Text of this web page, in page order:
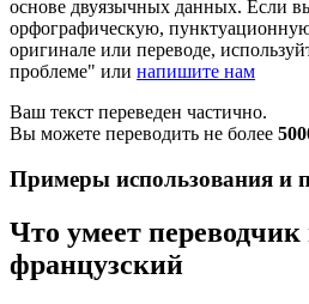
основе двуязычных данных. Если
орфографическую,
оригинале или переводе,
проблеме" или напишите нам
Ваш текст переведен частично.
Вы можете переводить не более
Примеры использования и
Что умеет
французский